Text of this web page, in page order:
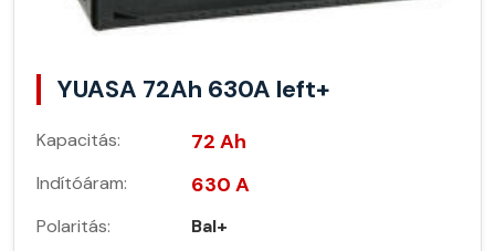
YUASA 72Ah 630A left+
Kapacitás: 72 Ah
Indítóáram: 630 A
Polaritás:
Bal+